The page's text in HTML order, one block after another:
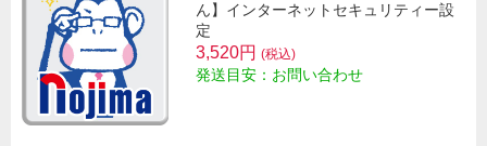
ん】インターネットセキュリティー設
定
3,520円 (税込)
発送目安：お問い合わせ